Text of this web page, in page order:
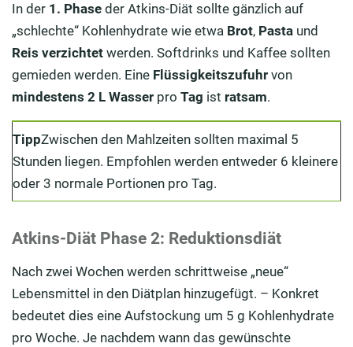
In der 1. Phase der Atkins-Diät sollte gänzlich auf
„schlechte“ Kohlenhydrate wie etwa Brot, Pasta und
Reis verzichtet werden. Softdrinks und Kaffee sollten
gemieden werden. Eine Flüssigkeitszufuhr von
mindestens 2 L Wasser pro Tag ist ratsam.
TippZwischen den Mahlzeiten sollten maximal 5
Stunden liegen. Empfohlen werden entweder 6 kleinere
oder 3 normale Portionen pro Tag.
Atkins-Diät Phase 2: Reduktionsdiät
Nach zwei Wochen werden schrittweise „neue“
Lebensmittel in den Diätplan hinzugefügt. – Konkret
bedeutet dies eine Aufstockung um 5 g Kohlenhydrate
pro Woche. Je nachdem wann das gewünschte